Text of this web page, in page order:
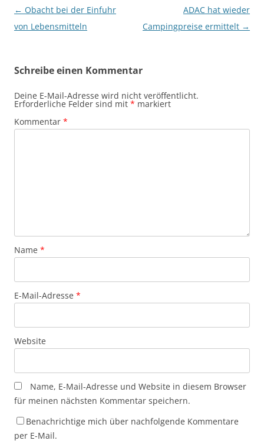
Beitragsnavigation
← Obacht bei der Einfuhr
von Lebensmitteln
ADAC hat wieder
Campingpreise ermittelt →
Schreibe einen Kommentar
Deine E-Mail-Adresse wird nicht veröffentlicht.
Erforderliche Felder sind mit * markiert
Kommentar *
Name *
E-Mail-Adresse *
Website
Name, E-Mail-Adresse und Website in diesem Browser
für meinen nächsten Kommentar speichern.
Benachrichtige mich über nachfolgende Kommentare
per E-Mail.